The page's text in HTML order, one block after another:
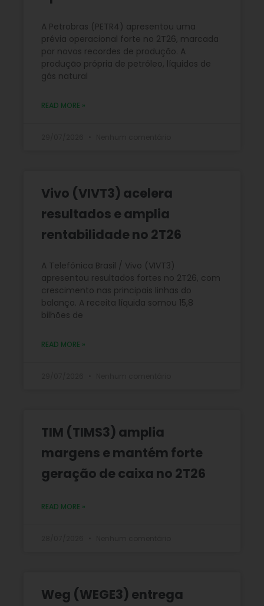
A Petrobras (PETR4) apresentou uma
prévia operacional forte no 2T26, marcada
por novos recordes de produção. A
produção própria de petróleo, líquidos de
gás natural
READ MORE »
Vivo (VIVT3) acelera
resultados e amplia
rentabilidade no 2T26
A Telefônica Brasil / Vivo (VIVT3)
apresentou resultados fortes no 2T26, com
crescimento nas principais linhas do
balanço. A receita líquida somou 15,8
bilhões de
READ MORE »
TIM (TIMS3) amplia
margens e mantém forte
geração de caixa no 2T26
READ MORE »
Weg (WEGE3) entrega